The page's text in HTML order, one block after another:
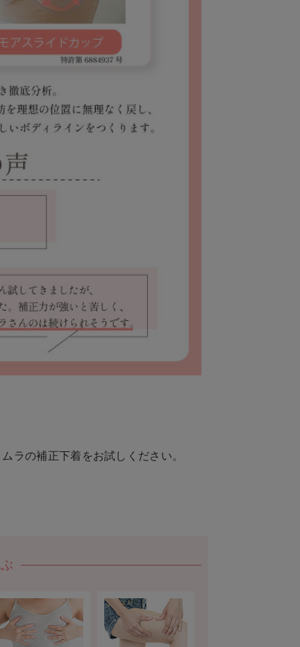
ラの補正下着をお試しください。